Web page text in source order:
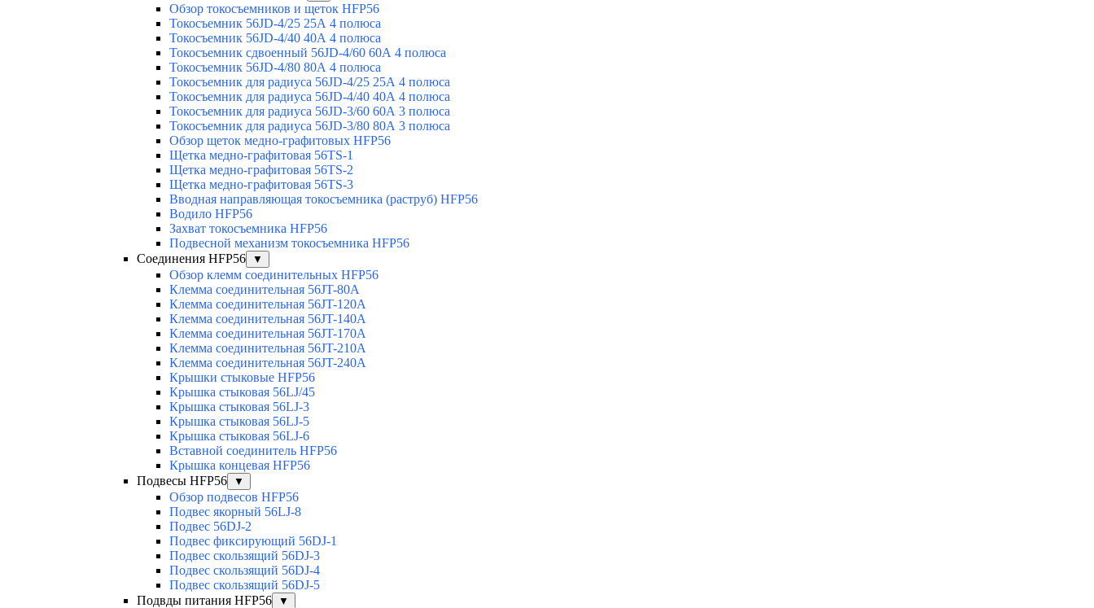
Обзор токосъемников и щеток HFP56
Токосъемник 56JD-4/25 25А 4 полюса
Токосъемник 56JD-4/40 40А 4 полюса
Токосъемник сдвоенный 56JD-4/60 60А 4 полюса
Токосъемник 56JD-4/80 80А 4 полюса
Токосъемник для радиуса 56JD-4/25 25А 4 полюса
Токосъемник для радиуса 56JD-4/40 40А 4 полюса
Токосъемник для радиуса 56JD-3/60 60А 3 полюса
Токосъемник для радиуса 56JD-3/80 80А 3 полюса
Обзор щеток медно-графитовых HFP56
Щетка медно-графитовая 56TS-1
Щетка медно-графитовая 56TS-2
Щетка медно-графитовая 56TS-3
Вводная направляющая токосъемника (раструб) HFP56
Водило HFP56
Захват токосъемника HFP56
Подвесной механизм токосъемника HFP56
Соединения HFP56
▼
Обзор клемм соединительных HFP56
Клемма соединительная 56JT-80A
Клемма соединительная 56JT-120A
Клемма соединительная 56JT-140A
Клемма соединительная 56JT-170A
Клемма соединительная 56JT-210A
Клемма соединительная 56JT-240A
Крышки стыковые HFP56
Крышка стыковая 56LJ/45
Крышка стыковая 56LJ-3
Крышка стыковая 56LJ-5
Крышка стыковая 56LJ-6
Вставной соединитель HFP56
Крышка концевая HFP56
Подвесы HFP56
▼
Обзор подвесов HFP56
Подвес якорный 56LJ-8
Подвес 56DJ-2
Подвес фиксирующий 56DJ-1
Подвес скользящий 56DJ-3
Подвес скользящий 56DJ-4
Подвес скользящий 56DJ-5
Подвды питания HFP56
▼